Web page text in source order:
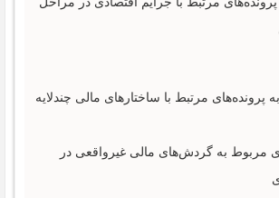
پرونده‌های مرتبط با ساختارهای مالی چندلایه
مربوط به گردش‌های مالی غیرواقعی در